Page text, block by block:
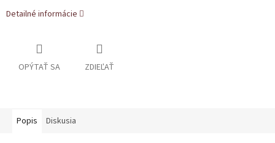
Detailné informácie
OPÝTAŤ SA ZDIEĽAŤ
Popis Diskusia